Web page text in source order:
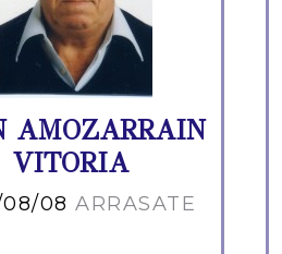
AMOZARRAIN
VITORIA
08/08 ARRASATE